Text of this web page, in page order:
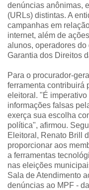
denúncias anônimas,
(URLs) distintas. A
campanhas em
internet, além de
alunos, operadores
Garantia dos Direitos
Para o procurador-
ferramenta contribuirá
eleitoral. "É
informações falsas
exerça sua escolha
política", afirmou.
Eleitoral, Renato Brill
proporcionar aos
a ferramentas
nas eleições
Sala de Atendimento
denúncias ao MPF -